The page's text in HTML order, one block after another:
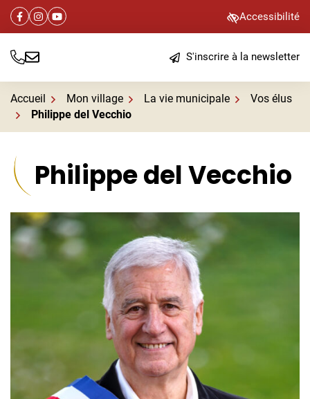
Gestion des traceurs
Aller
navigation
Aller
au
Aller
au
de
Facebook
(ouverture dans un nouvel onglet)
Instagram
(ouverture dans un nouvel onglet)
YouTube
(ouverture dans un nouvel onglet) Accessibilité
Tél. Nous écrire S'inscrire à la newsletter
Accueil Mon village La vie municipale
Vos élus
Philippe del Vecchio
Philippe del Vecchio